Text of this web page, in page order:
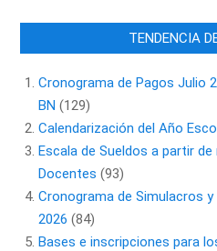
TENDENCIA
Cronograma de Pagos Julio
BN (129)
Calendarización del Año
Escala de Sueldos a partir
Docentes (93)
Cronograma de Simulacros
2026 (84)
Bases e inscripciones para